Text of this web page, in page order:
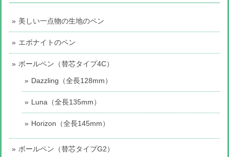
美しい一点物の生地のペン
エボナイトのペン
ボールペン（替芯タイプ4C）
Dazzling（全長128mm）
Luna（全長135mm）
Horizon（全長145mm）
ボールペン（替芯タイプG2）